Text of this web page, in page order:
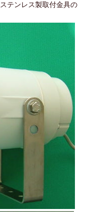
テンレス製取付金具の